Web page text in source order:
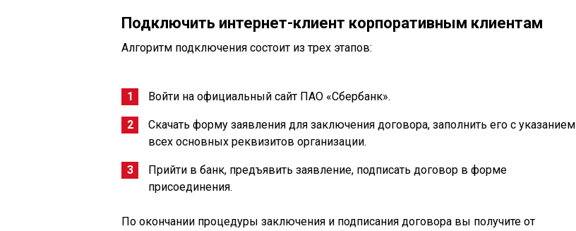
Подключить интернет-клиент корпоративным клиентам
Алгоритм подключения состоит из трех этапов:
Войти на официальный сайт ПАО «Сбербанк».
Скачать форму заявления для заключения договора, заполнить его с указанием
всех основных реквизитов организации.
Прийти в банк, предъявить заявление, подписать договор в форме
присоединения.
По окончании процедуры заключения и подписания договора вы получите от